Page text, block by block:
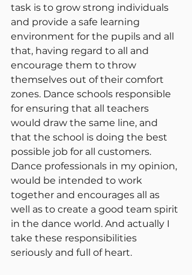
task is to grow strong individuals
and provide a safe learning
environment for the pupils and all
that, having regard to all and
encourage them to throw
themselves out of their comfort
zones. Dance schools responsible
for ensuring that all teachers
would draw the same line, and
that the school is doing the best
possible job for all customers.
Dance professionals in my opinion,
would be intended to work
together and encourages all as
well as to create a good team spirit
in the dance world. And actually I
take these responsibilities
seriously and full of heart.